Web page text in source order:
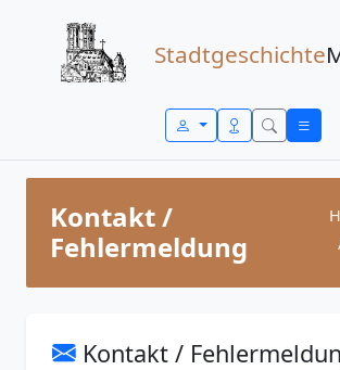
Stadtgeschichte
Kontakt /
Fehlermeldung
Kontakt /